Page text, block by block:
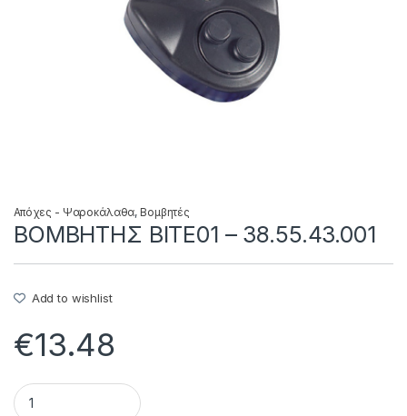
Απόχες - Ψαροκάλαθα,Βομβητές
ΒΟΜΒΗΤΗΣ BITE01 – 38.55.43.001
Add to wishlist
€13.48
ΒΟΜΒΗΤΗΣ BITE01 - 38.55.43.001 quantity